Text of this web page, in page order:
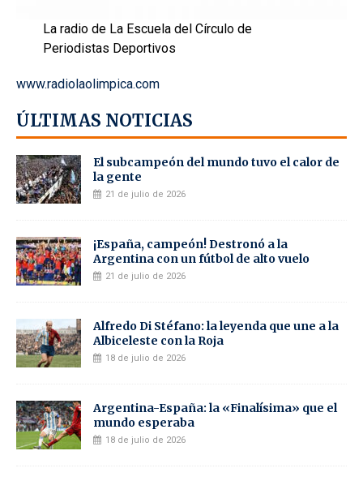
La radio de La Escuela del Círculo de
Periodistas Deportivos
www.radiolaolimpica.com
ÚLTIMAS NOTICIAS
El subcampeón del mundo tuvo el calor de
la gente
21 de julio de 2026
¡España, campeón! Destronó a la
Argentina con un fútbol de alto vuelo
21 de julio de 2026
Alfredo Di Stéfano: la leyenda que une a la
Albiceleste con la Roja
18 de julio de 2026
Argentina-España: la «Finalísima» que el
mundo esperaba
18 de julio de 2026